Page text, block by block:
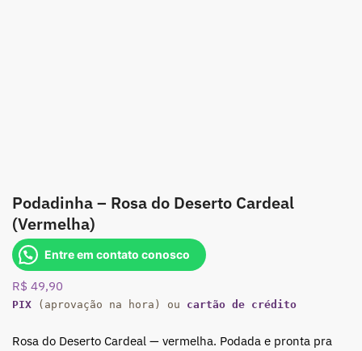
Podadinha – Rosa do Deserto Cardeal
(Vermelha)
Entre em contato conosco
R$ 49,90
PIX (aprovação na hora) ou cartão de crédito
Rosa do Deserto Cardeal — vermelha. Podada e pronta pra